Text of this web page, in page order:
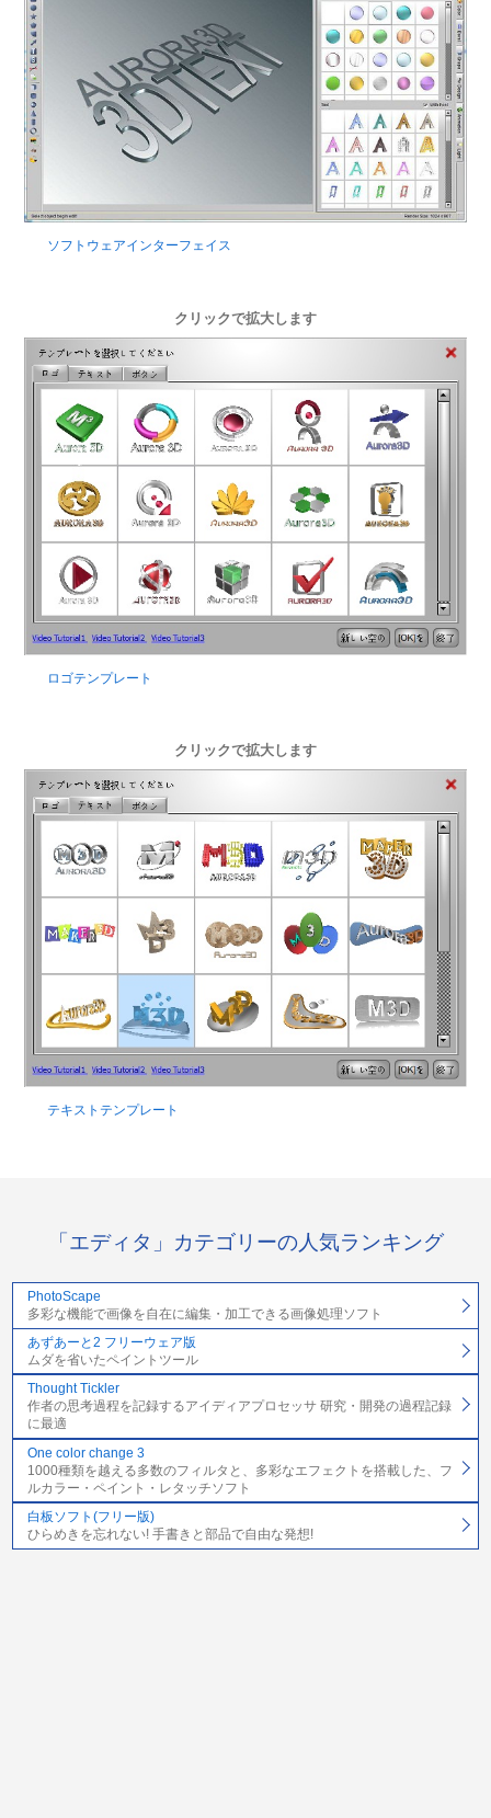
ソフトウェアインターフェイス
クリックで拡大します
ロゴテンプレート
クリックで拡大します
テキストテンプレート
「エディタ」カテゴリーの人気ランキング
PhotoScape
多彩な機能で画像を自在に編集・加工できる画像処理ソフト
あずあーと2 フリーウェア版
ムダを省いたペイントツール
Thought Tickler
作者の思考過程を記録するアイディアプロセッサ 研究・開発の過程記録
に最適
One color change 3
1000種類を越える多数のフィルタと、多彩なエフェクトを搭載した、フ
ルカラー・ペイント・レタッチソフト
白板ソフト(フリー版)
ひらめきを忘れない! 手書きと部品で自由な発想!